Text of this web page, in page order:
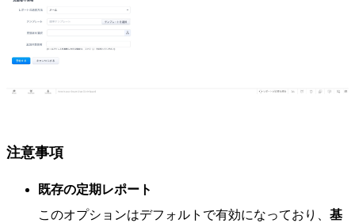
注意事項
既存の定期レポート
このオプションはデフォルトで有効になっており、 基